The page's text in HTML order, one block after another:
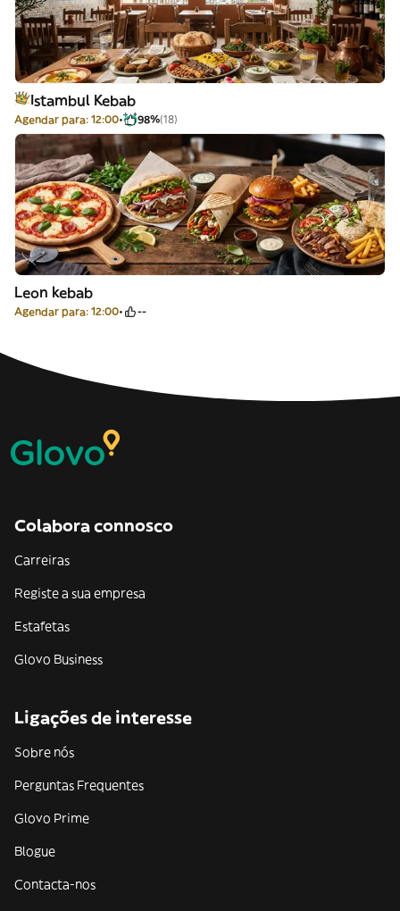
Istambul Kebab
Agendar para: 12:00 98%(18)
Leon kebab
Agendar para: 12:00 --
Colabora connosco
Carreiras
Registe a sua empresa
Estafetas
Glovo Business
Ligações de interesse
Sobre nós
Perguntas Frequentes
Glovo Prime
Blogue
Contacta-nos